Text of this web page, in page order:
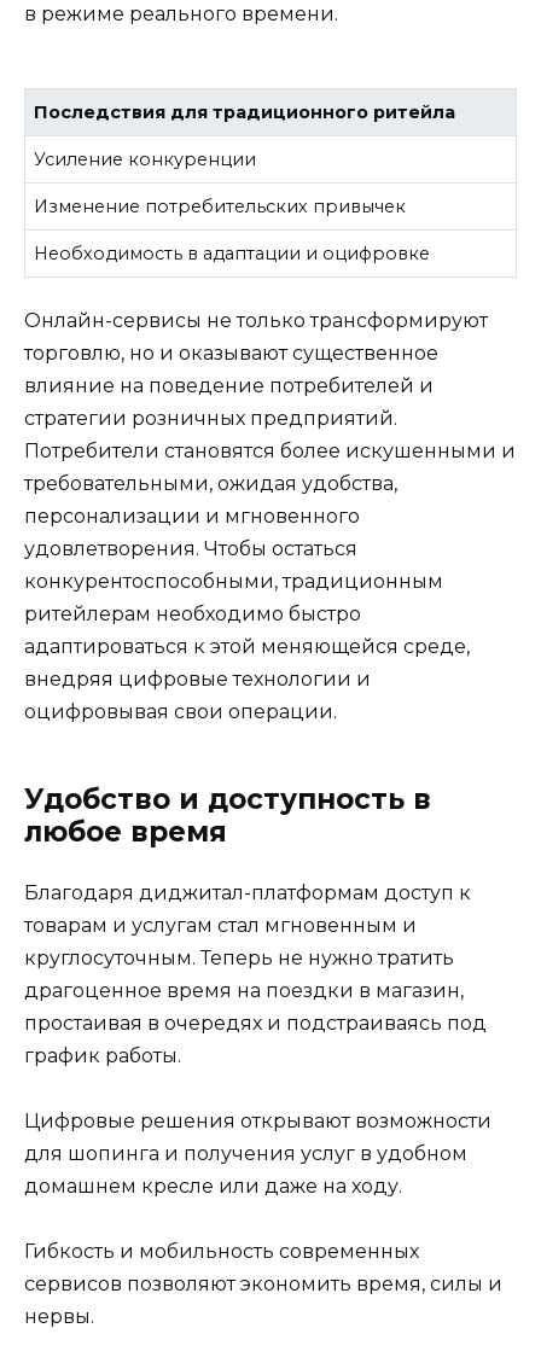
в режиме реального времени.
Последствия для традиционного ритейла
Усиление конкуренции
Изменение потребительских привычек
Необходимость в адаптации и оцифровке
Онлайн-сервисы не только трансформируют
торговлю, но и оказывают существенное
влияние на поведение потребителей и
стратегии розничных предприятий.
Потребители становятся более искушенными и
требовательными, ожидая удобства,
персонализации и мгновенного
удовлетворения. Чтобы остаться
конкурентоспособными, традиционным
ритейлерам необходимо быстро
адаптироваться к этой меняющейся среде,
внедряя цифровые технологии и
оцифровывая свои операции.
Удобство и доступность в
любое время
Благодаря диджитал-платформам доступ к
товарам и услугам стал мгновенным и
круглосуточным. Теперь не нужно тратить
драгоценное время на поездки в магазин,
простаивая в очередях и подстраиваясь под
график работы.
Цифровые решения открывают возможности
для шопинга и получения услуг в удобном
домашнем кресле или даже на ходу.
Гибкость и мобильность современных
сервисов позволяют экономить время, силы и
нервы.